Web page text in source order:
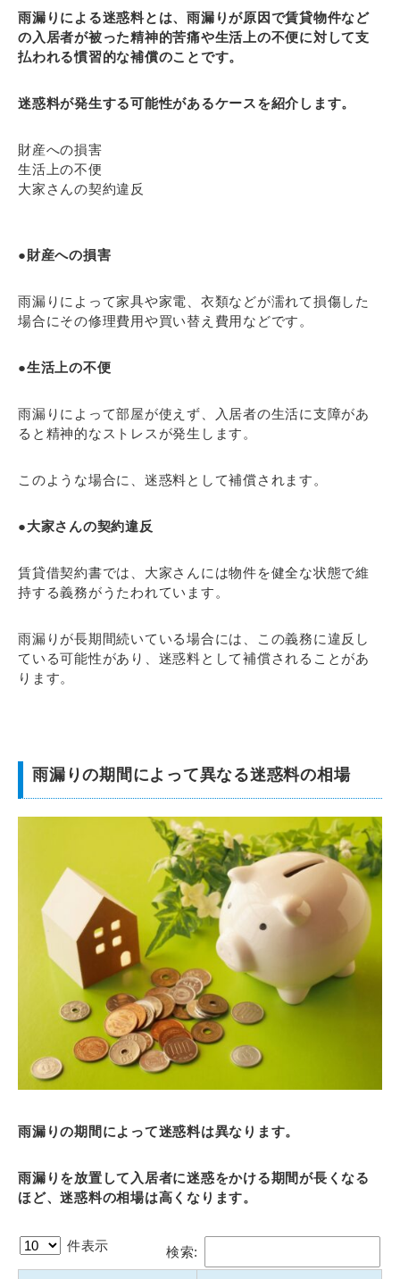
雨漏りによる迷惑料とは、雨漏りが原因で賃貸物件など
の入居者が被った精神的苦痛や生活上の不便に対して支
払われる慣習的な補償のことです。
迷惑料が発生する可能性があるケースを紹介します。
財産への損害
生活上の不便
大家さんの契約違反
●財産への損害
雨漏りによって家具や家電、衣類などが濡れて損傷した
場合にその修理費用や買い替え費用などです。
●生活上の不便
雨漏りによって部屋が使えず、入居者の生活に支障があ
ると精神的なストレスが発生します。
このような場合に、迷惑料として補償されます。
●大家さんの契約違反
賃貸借契約書では、大家さんには物件を健全な状態で維
持する義務がうたわれています。
雨漏りが長期間続いている場合には、この義務に違反し
ている可能性があり、迷惑料として補償されることがあ
ります。
雨漏りの期間によって異なる迷惑料の相場
雨漏りの期間によって迷惑料は異なります。
雨漏りを放置して入居者に迷惑をかける期間が長くなる
ほど、迷惑料の相場は高くなります。
件表示 検索: